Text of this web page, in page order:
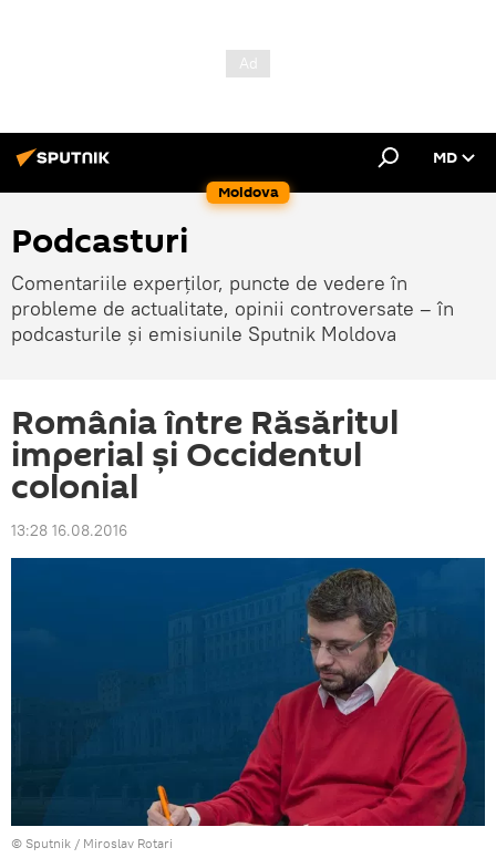
Moldova
MD
Podcasturi
Comentariile experților, puncte de vedere în
probleme de actualitate, opinii controversate – în
podcasturile și emisiunile Sputnik Moldova
România între Răsăritul
imperial și Occidentul
colonial
13:28 16.08.2016
© Sputnik / Miroslav Rotari